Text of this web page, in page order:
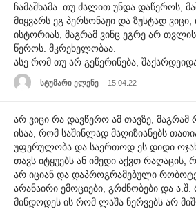
ჩამაშხამა. თუ ძალით უნდა დაწეროს,
მიყვარს ეგ პერსონაჟი და ზუსტად ვიცი,
ისტორიას, მაგრამ ვინც ეგრე არ
წეროს. მკრეხელობაა.
ასე რომ თუ არ გეწერინება,
სტუმარი ელენე 15.04.22
არ ვიცი რა დავწერო ამ თავზე, მაგრამ
ისაა, რომ საშინლად მაღიზიანებს
უფერულობა და საერთოდ ეს დიდი
თავს იტყუებს ან იმედი აქვთ
არ იციან და დაპროგრამებული
არანაირი ემოციები, გრძნობები და
მინდოდეს ის რომ ლაშა ნერვებს არ